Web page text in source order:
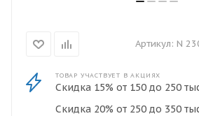
Артикул: N
ТОВАР УЧАСТВУЕТ В АКЦИЯХ
Скидка 15% от 150 до 250
Скидка 20% от 250 до 350